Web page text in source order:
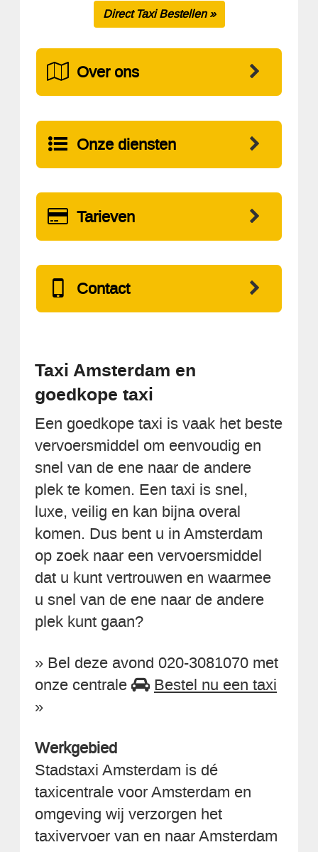
Direct Taxi Bestellen »
Over ons
Onze diensten
Tarieven
Contact
Taxi Amsterdam en
goedkope taxi
Een goedkope taxi is vaak het beste
vervoersmiddel om eenvoudig en
snel van de ene naar de andere
plek te komen. Een taxi is snel,
luxe, veilig en kan bijna overal
komen. Dus bent u in Amsterdam
op zoek naar een vervoersmiddel
dat u kunt vertrouwen en waarmee
u snel van de ene naar de andere
plek kunt gaan?
» Bel deze avond 020-3081070 met
onze centrale
Bestel nu een taxi
»
Werkgebied
Stadstaxi Amsterdam is dé
taxicentrale voor Amsterdam en
omgeving wij verzorgen het
taxivervoer van en naar Amsterdam